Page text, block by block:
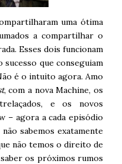
uma ótima
a compartilhar o
Esses dois funcionam
que conseguiam
é o intuito agora. Amo
, com a nova Machine, os
e os novos
– agora a cada episódio
sabemos exatamente
não temos o direito de
os próximos rumos